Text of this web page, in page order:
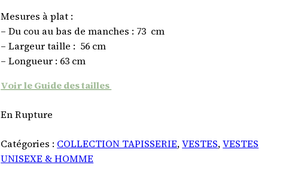
Mesures à plat :
– Du cou au bas de manches : 73 cm
– Largeur taille : 56 cm
– Longueur : 63 cm
Voir le Guide des tailles
En Rupture
Catégories : COLLECTION TAPISSERIE,VESTES,VESTES
UNISEXE & HOMME